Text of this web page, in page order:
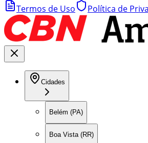
Termos de Uso
Política de
Cidades
Belém (PA)
Boa Vista (RR)